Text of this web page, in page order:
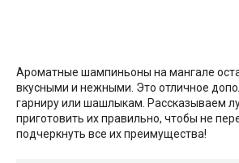
Ароматные шампиньоны на мангале
вкусными и нежными. Это отличное
гарниру или шашлыкам. Рассказываем
приготовить их правильно, чтобы не
подчеркнуть все их преимущества!